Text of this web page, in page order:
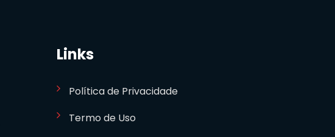
Links
Política de Privacidade
Termo de Uso